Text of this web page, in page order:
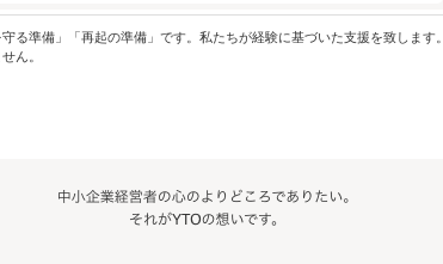
る準備」「再起の準備」です。私たちが経験に基づいた支援を致します。
ん。